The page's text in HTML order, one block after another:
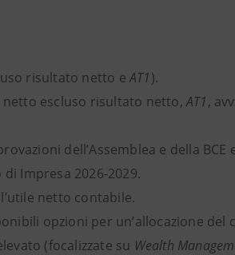
risultato netto eAT1).
escluso risultato netto,AT1,
dell’Assemblea e della BCE
Impresa 2026-2029.
netto contabile.
opzioni per un’allocazione del
(focalizzate su Wealth